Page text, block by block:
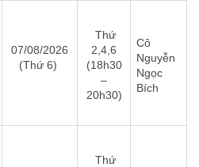
07/08/2026
(Thứ 6)
Thứ
2,4,6
(18h30
–
20h30)
Cô
Nguyễn
Ngọc
Bích
Thứ